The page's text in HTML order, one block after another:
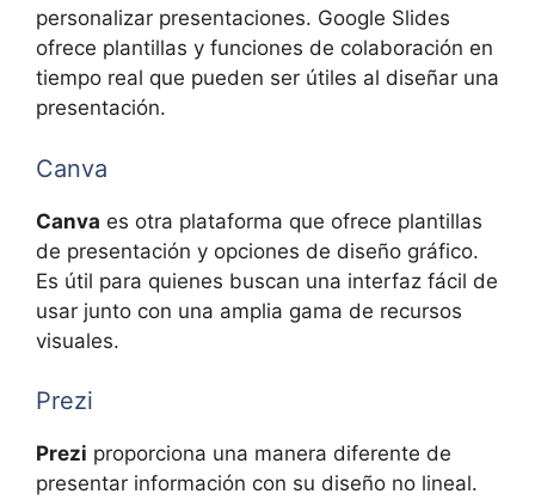
personalizar presentaciones. Google Slides
ofrece plantillas y funciones de colaboración en
tiempo real que pueden ser útiles al diseñar una
presentación.
Canva
Canva es otra plataforma que ofrece plantillas
de presentación y opciones de diseño gráfico.
Es útil para quienes buscan una interfaz fácil de
usar junto con una amplia gama de recursos
visuales.
Prezi
Prezi proporciona una manera diferente de
presentar información con su diseño no lineal.